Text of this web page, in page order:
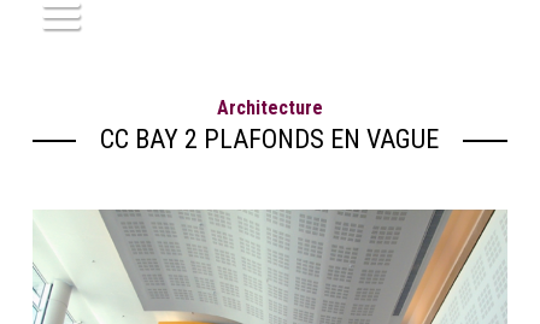
ARCHITECTURE
REPORTAGE
INFOS
Architecture
CC BAY 2 PLAFONDS EN VAGUE